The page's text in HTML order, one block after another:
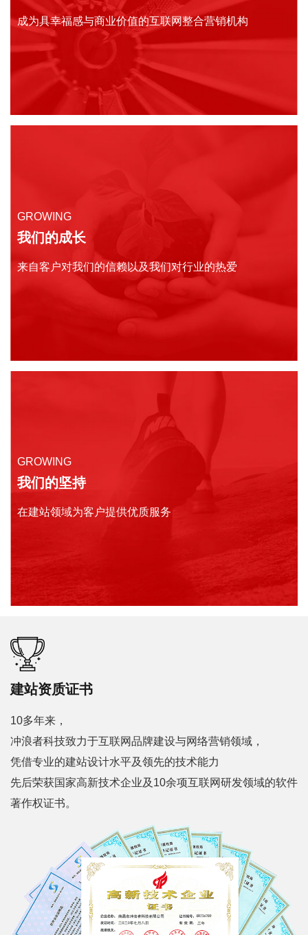
成为具幸福感与商业价值的互联网整合营销机构
GROWING
我们的成长
来自客户对我们的信赖以及我们对行业的热爱
GROWING
我们的坚持
在建站领域为客户提供优质服务
建站资质证书
10多年来，
冲浪者科技致力于互联网品牌建设与网络营销领域，
凭借专业的建站设计水平及领先的技术能力
先后荣获国家高新技术企业及10余项互联网研发领域的软件
著作权证书。